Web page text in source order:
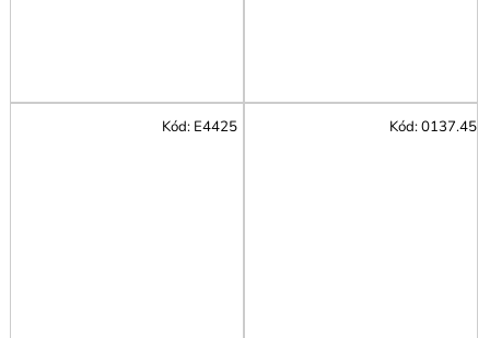
Kód: E4425 Kód:0137.45